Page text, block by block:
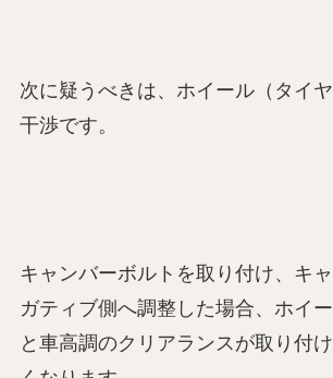
次に疑うべきは、ホイール（タイ
干渉です。
キャンバーボルトを取り付け、キ
ガティブ側へ調整した場合、ホイー
と車高調のクリアランスが取り付